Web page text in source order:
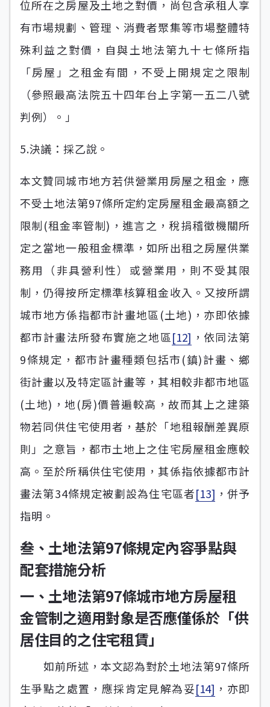
位所在之房屋及土地之對價，尚包含承租人享
有市場規劃、管理、消費者聚集等市場整體特
殊利益之對價，自與土地法第九十七條所指
「房屋」之租金有間，不受上開規定之限制
（參照最高法院五十四年台上字第一五二八號
判例）。」
5.決議：採乙說。
本文贊同城市地方若供營業用房屋之租金，應
不受土地法第97條所定約定房屋租金最高額之
限制(租金率管制)，進言之，稅捐稽徵機關所
定之當地一般租金標準，如所出租之房屋供業
務用（非具營利性）或營業用，則不受其限
制，仍得按所定標準核算租金收入。又按所謂
城市地方係指都市計畫地區(土地)，亦即依據
都市計畫法所發布實施之地區[12] ，依同法第
9條規定，都市計畫種類包括市(鎮)計畫、鄉
街計畫以及特定區計畫等，其相較非都市地區
(土地)，地(房)價普遍較高，故而其上之建築
物若同供住宅使用者，基於「地租報酬差異原
則」之意旨，都市土地上之住宅房屋租金應較
高。至於所稱供住宅使用，其係指依據都市計
畫法第34條規定被劃設為住宅區者[13] ，併予
指明。
叁、土地法第97條規定內容爭點與
配套措施分析
一、土地法第97條城市地方房屋租
金管制之適用對象是否應僅係於「供
居住目的之住宅租賃」
如前所述，本文認為對於土地法第97條所
生爭點之處置，應採肯定見解為妥[14] ，亦即